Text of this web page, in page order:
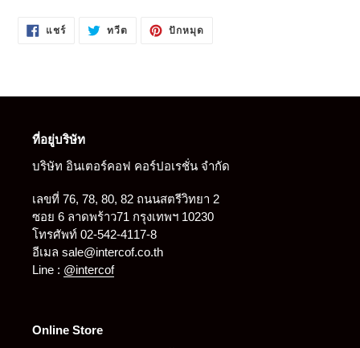
แชร์แชร์
ทวีตทวี
ปักหมุดปัก
ที่อยู่บริษัท
บริษัท อินเตอร์คอฟ คอร์ปอเรชั่น จำกัด
เลขที่ 76, 78, 80, 82 ถนนสตรีวิทยา 2
ซอย 6 ลาดพร้าว71 กรุงเทพฯ 10230
โทรศัพท์ 02-542-4117-8
อีเมล sale@intercof.co.th
Line : @intercof
Online Store